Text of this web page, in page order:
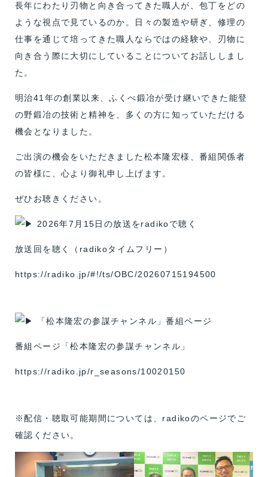
長年にわたり刃物と向き合ってきた職人が、包丁をどの
ような視点で見ているのか。日々の製造や研ぎ、修理の
仕事を通じて培ってきた職人ならではの経験や、刃物に
向き合う際に大切にしていることについてお話ししまし
た。
明治41年の創業以来、ふくべ鍛冶が受け継いできた能登
の野鍛冶の技術と精神を、多くの方に知っていただける
機会となりました。
ご出演の機会をいただきました松本隆宏様、番組関係者
の皆様に、心より御礼申し上げます。
ぜひお聴きください。
2026年7月15日の放送をradikoで聴く
放送回を聴く（radikoタイムフリー）
https://radiko.jp/#!/ts/OBC/20260715194500
「松本隆宏の参謀チャンネル」番組ページ
番組ページ「松本隆宏の参謀チャンネル」
https://radiko.jp/r_seasons/10020150
※配信・聴取可能期間については、radikoのページでご
確認ください。